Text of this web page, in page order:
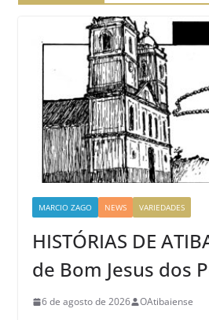
MARCIO ZAGO NEWS VARIEDADES
HISTÓRIAS DE
de Bom Jesus dos
6 de agosto de 2026 OAtibaiense